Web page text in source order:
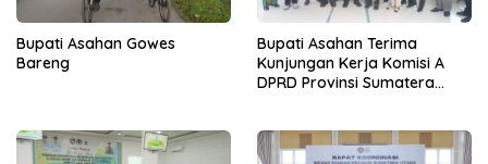
Bupati Asahan Gowes
Bareng
Bupati Asahan Terima
Kunjungan Kerja Komisi A
DPRD Provinsi Sumatera